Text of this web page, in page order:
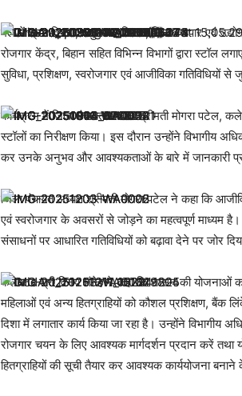
मेले में श्रम विभाग, पशुपालन विभाग, जिला व्यापार एवं
रोजगार केंद्र, बिहान सहित विभिन्न विभागों द्वारा स्टॉल
सुविधा, प्रशिक्षण, स्वरोजगार एवं आजीविका गतिविधियों
कार्यक्रम में जिला पंचायत अध्यक्ष श्रीमती मोगरा पटेल,
स्टॉलों का निरीक्षण किया। इस दौरान उन्होंने विभागीय
कर उनके अनुभव और आवश्यकताओं के बारे में जानकारी
जिला पंचायत अध्यक्ष श्रीमती मोगरा पटेल ने कहा कि
एवं स्वरोजगार के अवसरों से जोड़ने का महत्वपूर्ण माध्यम
संसाधनों पर आधारित गतिविधियों को बढ़ावा देने पर जोर
कलेक्टर श्री विनय लंगेह ने कहा कि शासन की योजनाओं
महिलाओं एवं अन्य हितग्राहियों को कौशल प्रशिक्षण,
दिशा में लगातार कार्य किया जा रहा है। उन्होंने विभागीय
रोजगार चयन के लिए आवश्यक मार्गदर्शन प्रदान करें तथा
हितग्राहियों की सूची तैयार कर आवश्यक कार्ययोजना बनाने